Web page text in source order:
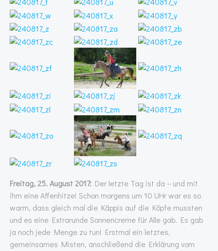
Freitag, 25. August 2017: Der letzte Tag ist da – und mit
ihm eine Affenhitze! Schon morgens um 10 UHr war es so
warm, dass gleich mal die Käppis auf die Köpfe mussten
und es eine Extrarunde Sonnencreme für Alle gab. Es gab
ja noch jede Menge zu tun! Erstmal ein letztes,
gemeinsames Misten, anschließend die Erklärung vom